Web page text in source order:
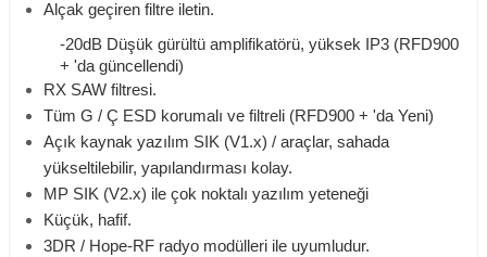
Alçak geçiren filtre iletin.
-20dB Düşük gürültü amplifikatörü, yüksek IP3 (RFD900
+ 'da güncellendi)
RX SAW filtresi.
Tüm G / Ç ESD korumalı ve filtreli (RFD900 + 'da Yeni)
Açık kaynak yazılım SIK (V1.x) / araçlar, sahada
yükseltilebilir, yapılandırması kolay.
MP SIK (V2.x) ile çok noktalı yazılım yeteneği
Küçük, hafif.
3DR / Hope-RF radyo modülleri ile uyumludur.